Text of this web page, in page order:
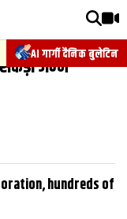
AI गार्गी दैनिक बुलेटिन
2.न्यूज़-चेसिस नंबर बदलकर
जन्‍म
hundreds of